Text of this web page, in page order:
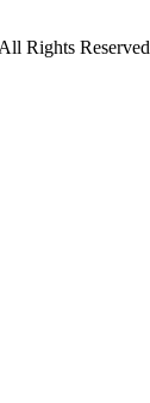
Rights Reserved